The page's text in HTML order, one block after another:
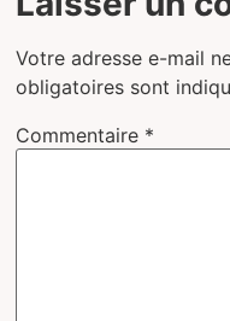
Votre adresse e-mail
obligatoires sont
Commentaire *